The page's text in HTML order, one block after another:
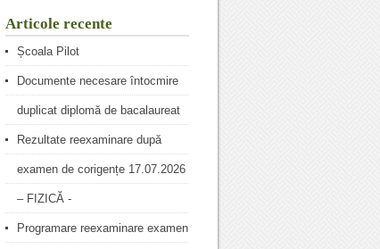
Articole recente
Școala Pilot
Documente necesare întocmire
duplicat diplomă de bacalaureat
Rezultate reexaminare după
examen de corigențe 17.07.2026
– FIZICĂ -
Programare reexaminare examen